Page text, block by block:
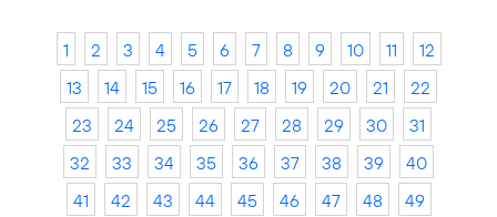
1 2 3 4 5 6 7 8 9 10 11
12
13
14 15 16 17 18 19 20 21
22
23
24 25 26 27 28 29 30
31
32
33 34 35 36 37 38 39
40
41
42 43 44 45 46 47 48
49